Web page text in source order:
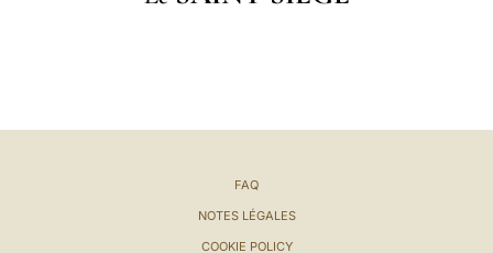
FAQ
NOTES LÉGALES
COOKIE POLICY